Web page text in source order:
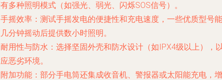
多种照明模式（如强光、弱光、闪烁SOS信号）。
手摇效率 ：测试手摇发电的便捷性和充电速度，一些优质型号能
分钟摇动后提供数小时照明。
耐用性与防水 ：选择坚固外壳和防水设计（如IPX4级以上），
恶劣环境。
附加功能 ：部分手电筒还集成收音机、警报器或太阳能充电，增